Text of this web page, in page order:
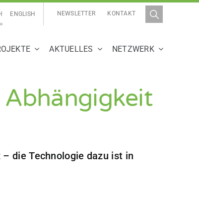
NEWSLETTER KONTAKT
ENGLISH
AKTUELLES NETZWERK
Abhängigkeit
die Technologie dazu ist in